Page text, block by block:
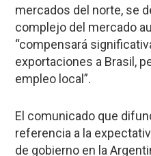
mercados del norte, se
complejo del mercado
“compensará
exportaciones a Brasil,
empleo local”.
El comunicado que
referencia a la
de gobierno en la